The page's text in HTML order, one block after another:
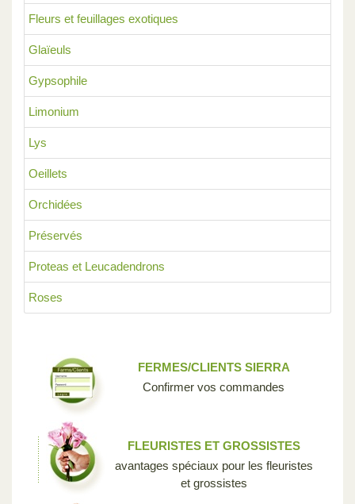
Fleurs et feuillages exotiques
Glaïeuls
Gypsophile
Limonium
Lys
Oeillets
Orchidées
Préservés
Proteas et Leucadendrons
Roses
FERMES/CLIENTS SIERRA
Confirmer vos commandes
FLEURISTES ET GROSSISTES
avantages spéciaux pour les fleuristes
et grossistes